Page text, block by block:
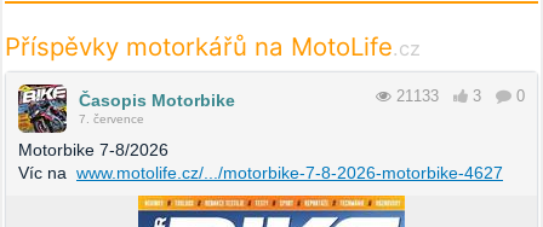
Příspěvky motorkářů na MotoLife.cz
Časopis Motorbike
7. července
21133 3 0
Motorbike 7-8/2026
Víc na www.motolife.cz/.../motorbike-7-8-2026-motorbike-4627